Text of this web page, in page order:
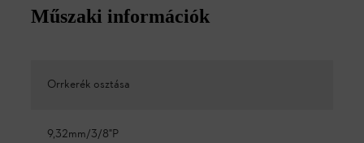
Műszaki információk
Orrkerék osztása
9,32mm/3/8"P